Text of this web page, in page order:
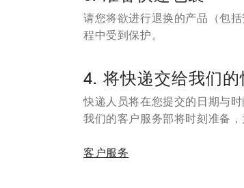
请您将欲进行退换的产品（包
程中受到保护。
4. 将快递交给我们的
快递人员将在您提交的日期与
我们的客户服务部将时刻准备，
客户服务